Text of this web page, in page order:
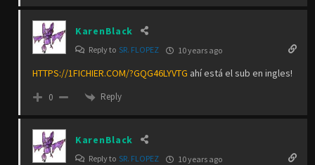
KarenBlack
Reply to SR. FLOPEZ 10 years ago
HTTPS://1FICHIER.COM/?GQG46LYVTG ahí está el sub en ingles!
0 Reply
KarenBlack
Reply to SR. FLOPEZ 10 years ago